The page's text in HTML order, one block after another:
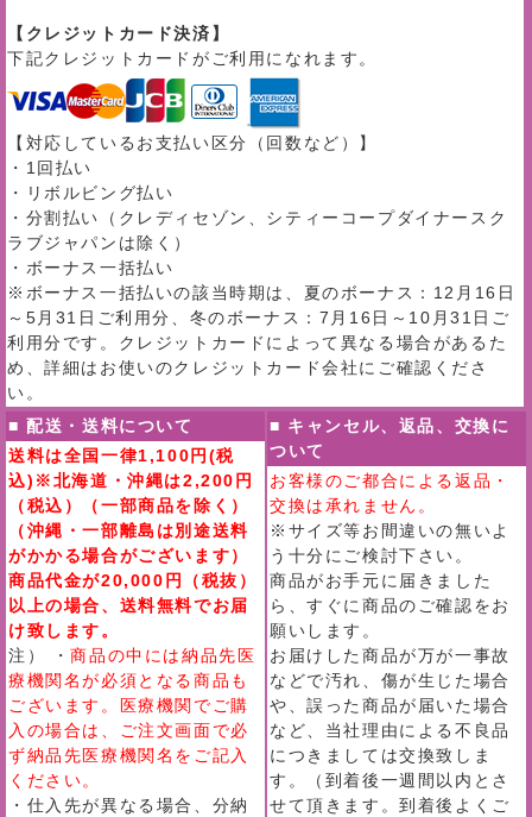
【クレジットカード決済】
下記クレジットカードがご利用になれます。
【対応しているお支払い区分（回数など）】
・1回払い
・リボルビング払い
・分割払い（クレディセゾン、シティーコープダイナースク
ラブジャパンは除く）
・ボーナス一括払い
※ボーナス一括払いの該当時期は、夏のボーナス：12月16日
～5月31日ご利用分、冬のボーナス：7月16日～10月31日ご
利用分です。クレジットカードによって異なる場合があるた
め、詳細はお使いのクレジットカード会社にご確認くださ
い。
■ 配送・送料について
送料は全国一律1,100円(税
込)※北海道・沖縄は2,200円
（税込）（一部商品を除く）
（沖縄・一部離島は別途送料
がかかる場合がございます）
商品代金が20,000円（税抜）
以上の場合、送料無料でお届
け致します。
注） ・商品の中には納品先医
療機関名が必須となる商品も
ございます。医療機関でご購
入の場合は、ご注文画面で必
ず納品先医療機関名をご記入
ください。
・仕入先が異なる場合、分納
■ キャンセル、返品、交換に
ついて
お客様のご都合による返品・
交換は承れません。
※サイズ等お間違いの無いよ
う十分にご検討下さい。
商品がお手元に届きました
ら、すぐに商品のご確認をお
願いします。
お届けした商品が万が一事故
などで汚れ、傷が生じた場合
や、誤った商品が届いた場合
など、当社理由による不良品
につきましては交換致しま
す。（到着後一週間以内とさ
せて頂きます。到着後よくご